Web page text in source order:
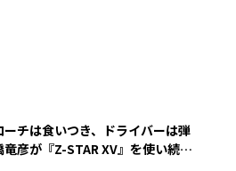
ーチは食いつき、ドライバーは弾
竜彦が『Z-STAR XV』を使い続け